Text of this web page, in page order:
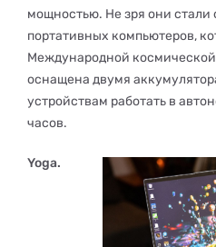
мощностью. Не зря они стали
портативных компьютеров,
Международной
оснащена двумя
устройствам работать в
часов.
Yoga.